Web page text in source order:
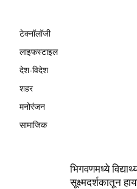
टेक्नॉलॉजी
लाइफस्टाइल
देश-विदेश
शहर
मनोरंजन
सामाजिक
भिगवणमध्ये
सूक्ष्मदर्शकातून